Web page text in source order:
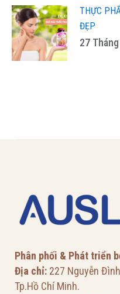
THỰC
ĐẸP
27
Phân phối & Phát triển
Địa chỉ: 227 Nguyễn
Tp.Hồ Chí Minh.